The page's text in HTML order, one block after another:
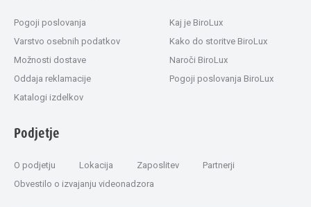
Pogoji poslovanja
Varstvo osebnih podatkov
Možnosti dostave
Oddaja reklamacije
Katalogi izdelkov
Kaj je BiroLux
Kako do storitve BiroLux
Naroči BiroLux
Pogoji poslovanja BiroLux
Podjetje
O podjetju Lokacija Zaposlitev
Partnerji
Obvestilo o izvajanju videonadzora